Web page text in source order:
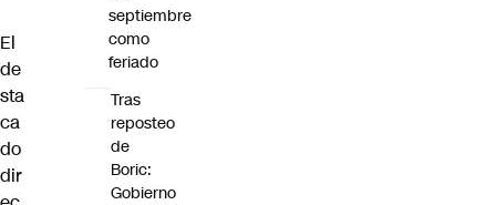
El
de
sta
ca
do
dir
septiembre
como
feriado
Tras
reposteo
de
Boric:
Gobierno